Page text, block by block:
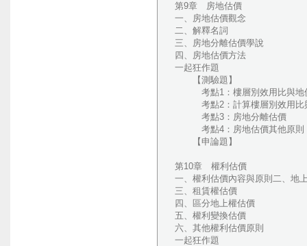
第9章 房地估價
一、房地估價觀念
二、解釋名詞
三、房地分離估價學說
四、房地估價方法
一起狂作題
【測驗題】
考點1：樓層別效用比與地
考點2：計算樓層別效用比
考點3：房地分離估價
考點4：房地估價其他原則
【申論題】
第10章 權利估價
一、權利估價內容與原則二、地
三、租賃權估價
四、區分地上權估價
五、權利變換估價
六、其他權利估價原則
一起狂作題